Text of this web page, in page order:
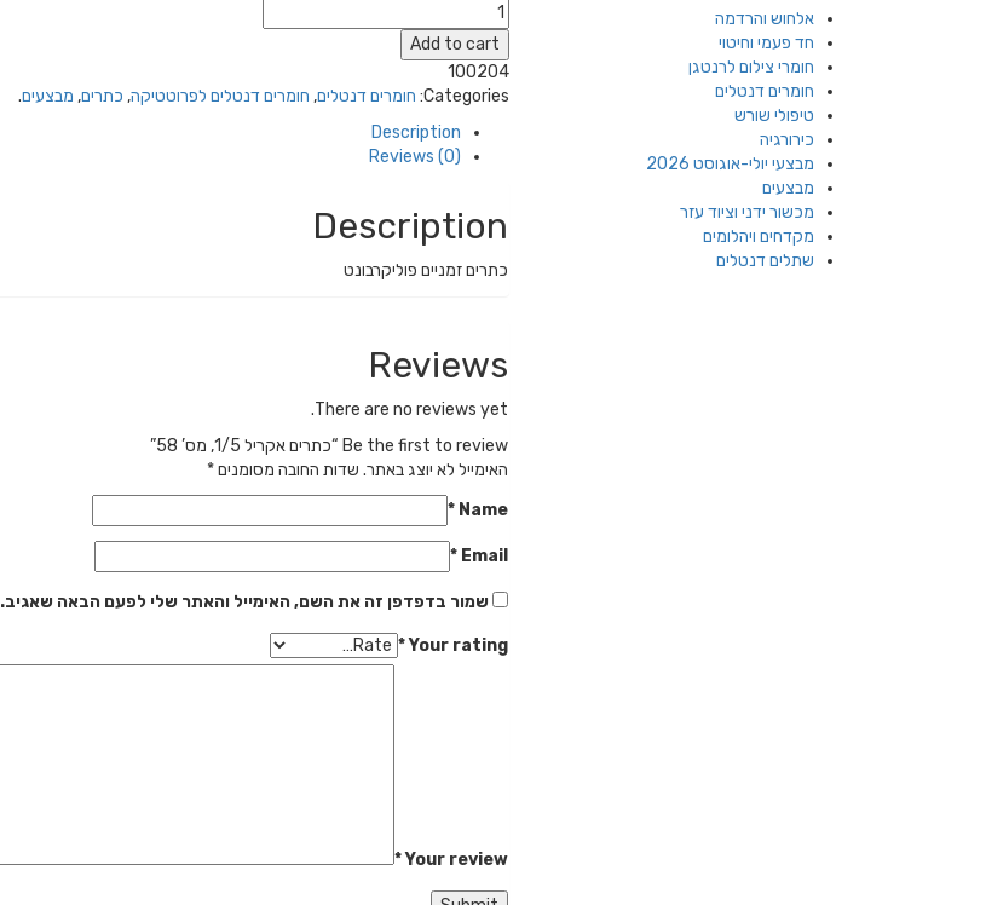
Add to cart
100204
Categories: חומרים דנטלים, חומרים דנטלים לפרוטטיקה, כתרים, מבצעים.
Description
Reviews (0)
Description
כתרים זמניים פוליקרבונט
Reviews
There are no reviews yet.
Be the first to review “כתרים אקריל 1/5, מס’ 58”
האימייל לא יוצג באתר. שדות החובה מסומנים*
Name
*
Email
*
שמור בדפדפן זה את השם, האימייל והאתר שלי לפעם הבאה שאגיב.
Your rating
*
Your review
*
אלחוש והרדמה
חד פעמי וחיטוי
חומרי צילום לרנטגן
חומרים דנטלים
טיפולי שורש
כירורגיה
מבצעי יולי-אוגוסט 2026
מבצעים
מכשור ידני וציוד עזר
מקדחים ויהלומים
שתלים דנטלים